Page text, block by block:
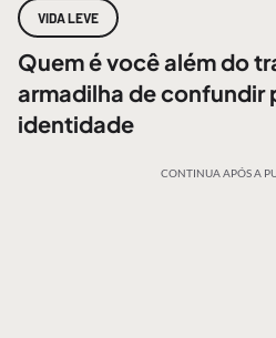
VIDA LEVE
Quem é você além do
armadilha de confundir
identidade
CONTINUA APÓS A